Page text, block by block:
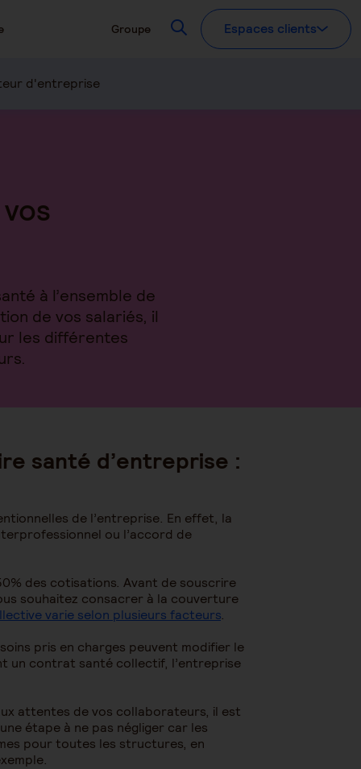
Groupe RecherchezEspaces clients
d'entreprise
à l’ensemble de
de vos salariés, il
les différentes
santé d’entreprise :
de l’entreprise. En effet, la
ou l’accord de
des cotisations. Avant de souscrire
souhaitez consacrer à la couverture
varie selon plusieurs facteurs.
pris en charges peuvent modifier le
un contrat santé collectif, l’entreprise
attentes de vos collaborateurs, il est
une étape à ne pas négliger car les
pour toutes les structures, en